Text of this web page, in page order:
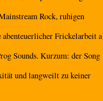
Rock, ruhigen
Frickelarbeit a
Sounds. Kurzum: der Song
und langweilt zu keiner